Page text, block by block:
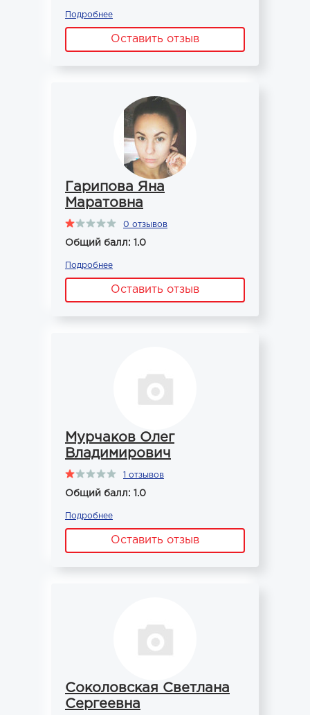
Подробнее
Оставить отзыв
Гарипова Яна
Маратовна
0 отзывов
Общий балл: 1.0
Подробнее
Оставить отзыв
Мурчаков Олег
Владимирович
1 отзывов
Общий балл: 1.0
Подробнее
Оставить отзыв
Соколовская Светлана
Сергеевна